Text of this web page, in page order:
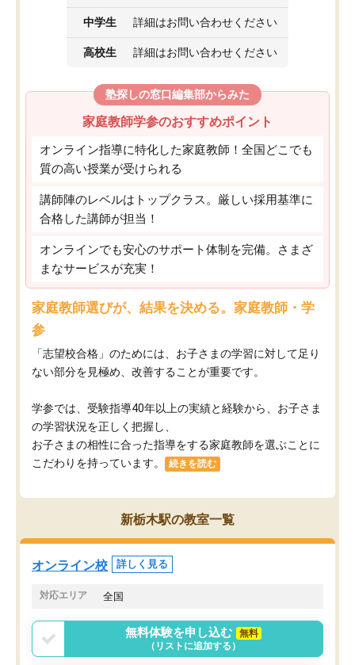
中学生 詳細はお問い合わせください
高校生 詳細はお問い合わせください
塾探しの窓口編集部からみた
家庭教師学参のおすすめポイント
オンライン指導に特化した家庭教師！全国どこでも
質の高い授業が受けられる
講師陣のレベルはトップクラス。厳しい採用基準に
合格した講師が担当！
オンラインでも安心のサポート体制を完備。さまざ
まなサービスが充実！
家庭教師選びが、結果を決める。家庭教師・学
参
「志望校合格」のためには、お子さまの学習に対して足り
ない部分を見極め、改善することが重要です。
学参では、受験指導40年以上の実績と経験から、お子さま
の学習状況を正しく把握し、
お子さまの相性に合った指導をする家庭教師を選ぶことに
こだわりを持っています。
続きを読む
新栃木駅の教室一覧
オンライン校 詳しく見る
対応エリア 全国
無料体験を申し込む
無料
（リストに追加する）